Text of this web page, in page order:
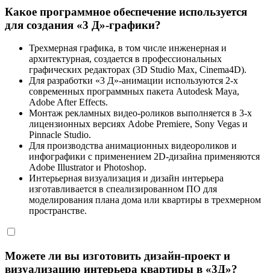
Даюсогласиена обработку персональных данных
Какое программное обеспечение используется
для создания «3 Д»-графики?
Трехмерная графика, в том числе инженерная и
архитектурная, создается в профессиональных
графических редакторах (3D Studio Max, Cinema4D).
Для разработки «3 Д»-анимации используются 2-х
современных программных пакета Autodesk Maya,
Adobe After Effects.
Монтаж рекламных видео-роликов выполняется в 3-х
лицензионных версиях Adobe Premiere, Sony Vegas и
Pinnacle Studio.
Для производства анимационных видеороликов и
инфографики с применением 2D-дизайна применяются
Adobe Illustrator и Photoshop.
Интерьерная визуализация и дизайн интерьера
изготавливается в спеализированном ПО для
моделирования плана дома или квартиры в трехмерном
пространстве.
Можете ли вы изготовить дизайн-проект и
визуализацию интерьера квартиры в «3Д»?